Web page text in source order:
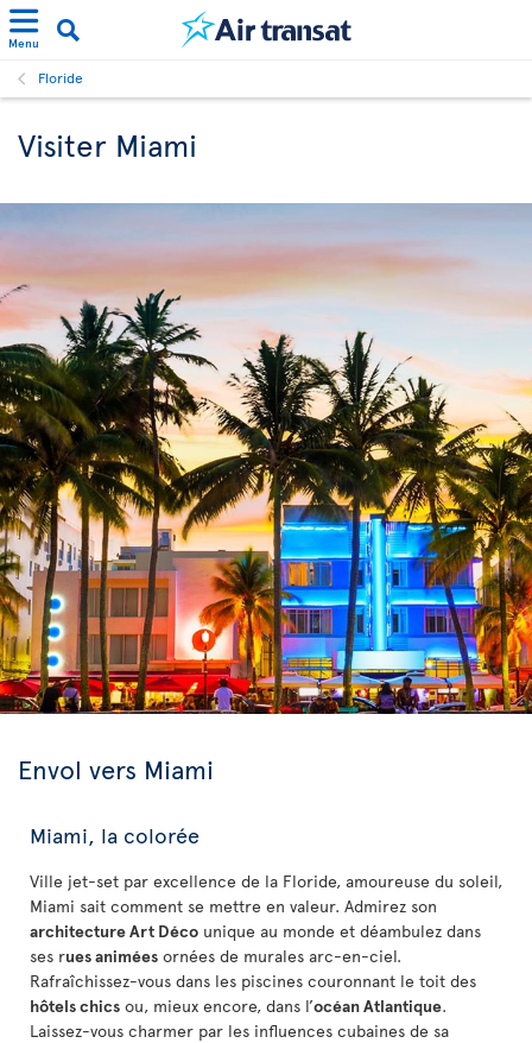
Menu
Floride
Visiter Miami
Envol vers Miami
Miami, la colorée
Ville jet-set par excellence de la Floride, amoureuse du soleil,
Miami sait comment se mettre en valeur. Admirez son
architecture Art Déco unique au monde et déambulez dans
ses rues animées ornées de murales arc-en-ciel.
Rafraîchissez-vous dans les piscines couronnant le toit des
hôtels chics ou, mieux encore, dans l’océan Atlantique.
Laissez-vous charmer par les influences cubaines de sa